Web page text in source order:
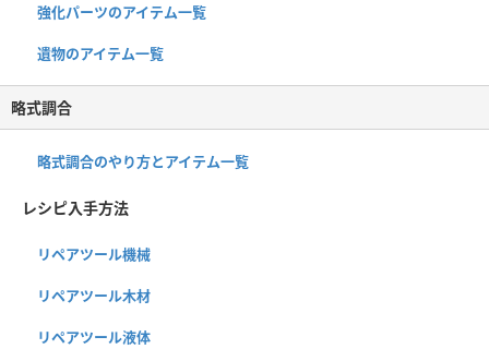
強化パーツのアイテム一覧
遺物のアイテム一覧
略式調合
略式調合のやり方とアイテム一覧
レシピ入手方法
リペアツール機械
リペアツール木材
リペアツール液体